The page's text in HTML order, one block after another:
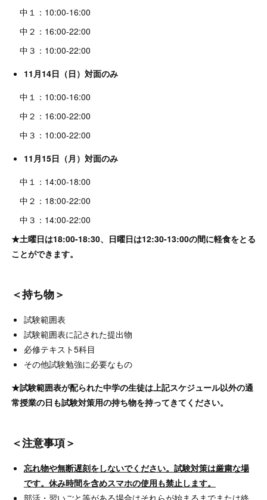
中１：10:00-16:00
中２：16:00-22:00
中３：10:00-22:00
11月14日（日）対面のみ
中１：10:00-16:00
中２：16:00-22:00
中３：10:00-22:00
11月15日（月）対面のみ
中１：14:00-18:00
中２：18:00-22:00
中３：14:00-22:00
★土曜日は18:00-18:30、日曜日は12:30-13:00の間に軽食をとる
ことができます。
＜持ち物＞
試験範囲表
試験範囲表に記された提出物
必修テキスト5科目
その他試験勉強に必要なもの
★試験範囲表が配られた中学の生徒は上記スケジュール以外の通
常授業の日も試験対策用の持ち物を持ってきてください。
＜注意事項＞
忘れ物や無断遅刻をしないでください。試験対策は厳粛な場
です。休み時間を含めスマホの使用も禁止します。